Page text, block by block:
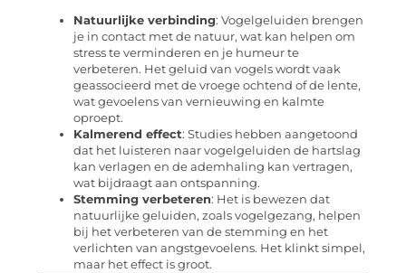
Natuurlijke verbinding: Vogelgeluiden brengen
je in contact met de natuur, wat kan helpen om
stress te verminderen en je humeur te
verbeteren. Het geluid van vogels wordt vaak
geassocieerd met de vroege ochtend of de lente,
wat gevoelens van vernieuwing en kalmte
oproept.
Kalmerend effect: Studies hebben aangetoond
dat het luisteren naar vogelgeluiden de hartslag
kan verlagen en de ademhaling kan vertragen,
wat bijdraagt aan ontspanning.
Stemming verbeteren: Het is bewezen dat
natuurlijke geluiden, zoals vogelgezang, helpen
bij het verbeteren van de stemming en het
verlichten van angstgevoelens. Het klinkt simpel,
maar het effect is groot.